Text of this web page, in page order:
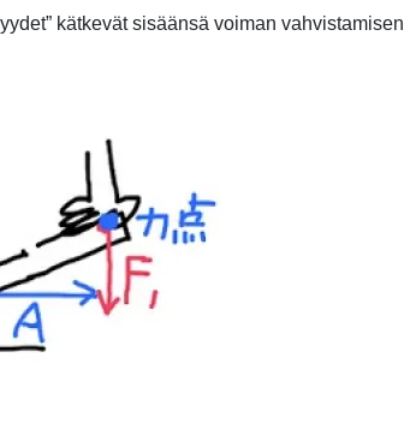
kätkevät sisäänsä voiman vahvistamisen